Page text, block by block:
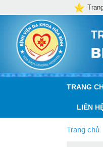
TRANG
LIÊN
Trang chủ